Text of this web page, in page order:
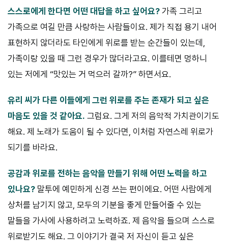
스스로에게 한다면 어떤 대답을 하고 싶어요? 가족 그리고
가족으로 여길 만큼 사랑하는 사람들이요. 제가 직접 용기 내어
표현하지 않더라도 타인에게 위로를 받는 순간들이 있는데,
가족이랑 있을 때 그런 경우가 많더라고요. 이를테면 멍하니
있는 저에게 “맛있는 거 먹으러 갈까?” 하면서요.
유리 씨가 다른 이들에게 그런 위로를 주는 존재가 되고 싶은
마음도 있을 것 같아요. 그럼요. 그게 저의 음악적 가치관이기도
해요. 제 노래가 도움이 될 수 있다면, 이처럼 자연스레 위로가
되기를 바라요.
공감과 위로를 전하는 음악을 만들기 위해 어떤 노력을 하고
있나요? 말투에 예민하게 신경 쓰는 편이에요. 어떤 사람에게
상처를 남기지 않고, 모두의 기분을 좋게 만들어줄 수 있는
말들을 가사에 사용하려고 노력하죠. 제 음악을 들으며 스스로
위로받기도 해요. 그 이야기가 결국 저 자신이 듣고 싶은